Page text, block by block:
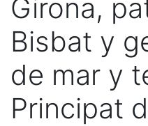
Girona,
Bisbat y
de mar y
Principat